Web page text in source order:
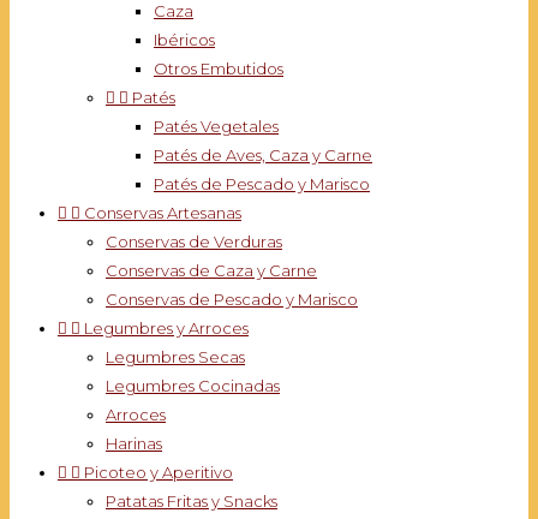
Caza
Ibéricos
Otros Embutidos
  Patés
Patés Vegetales
Patés de Aves, Caza y Carne
Patés de Pescado y Marisco
  Conservas Artesanas
Conservas de Verduras
Conservas de Caza y Carne
Conservas de Pescado y Marisco
  Legumbres y Arroces
Legumbres Secas
Legumbres Cocinadas
Arroces
Harinas
  Picoteo y Aperitivo
Patatas Fritas y Snacks